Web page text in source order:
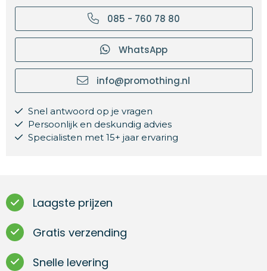
085 - 760 78 80
WhatsApp
info@promothing.nl
Snel antwoord op je vragen
Persoonlijk en deskundig advies
Specialisten met 15+ jaar ervaring
Laagste prijzen
Gratis verzending
Snelle levering